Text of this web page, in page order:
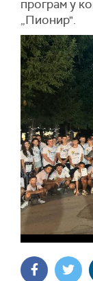
програм у
„Пионир".